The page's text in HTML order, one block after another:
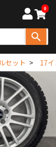
0
セット 17